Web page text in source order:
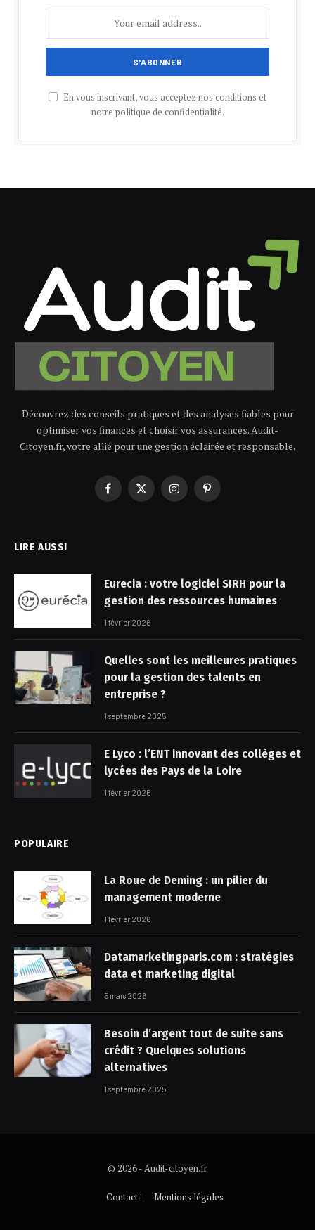
En vous inscrivant, vous acceptez nos conditions et
notre politique de confidentialité.
Découvrez des conseils pratiques et des analyses fiables pour
optimiser vos finances et choisir vos assurances. Audit-
Citoyen.fr, votre allié pour une gestion éclairée et responsable.
Facebook
X
InstagramPinterest
LIRE AUSSI
Eurecia : votre logiciel SIRH pour la
gestion des ressources humaines
1 février 2026
Quelles sont les meilleures pratiques
pour la gestion des talents en
entreprise ?
1 septembre 2025
E Lyco : l’ENT innovant des collèges et
lycées des Pays de la Loire
1 février 2026
POPULAIRE
La Roue de Deming : un pilier du
management moderne
1 février 2026
Datamarketingparis.com : stratégies
data et marketing digital
5 mars 2026
Besoin d’argent tout de suite sans
crédit ? Quelques solutions
alternatives
1 septembre 2025
© 2026 - Audit-citoyen.fr
Contact Mentions légales